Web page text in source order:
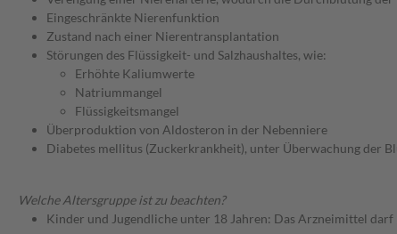
Eingeschränkte Nierenfunktion
Zustand nach einer Nierentransplantation
Störungen des Flüssigkeit- und Salzhaushaltes, wie:
Erhöhte Kaliumwerte
Natriummangel
Flüssigkeitsmangel
Überproduktion von Aldosteron in der Nebenniere
Diabetes mellitus (Zuckerkrankheit), unter Überwachung der
Welche Altersgruppe ist zu beachten?
Kinder und Jugendliche unter 18 Jahren: Das Arzneimittel